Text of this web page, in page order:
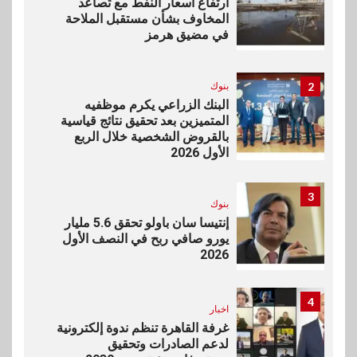
المخاوف بشأن مستقبل الملاحة
في مضيق هرمز
2 بنوك
البنك الزراعي يكرم موظفيه
المتميزين بعد تحقيق نتائج قياسية
بالقروض الشخصية خلال الربع
الأول 2026
3
بنوك
إنتيسا سان باولو تحقق 5.6 مليار
يورو صافي ربح في النصف الأول
2026
4
اخبار
غرفة القاهرة تنظم ندوة إلكترونية
لدعم الصادرات وتحقيق